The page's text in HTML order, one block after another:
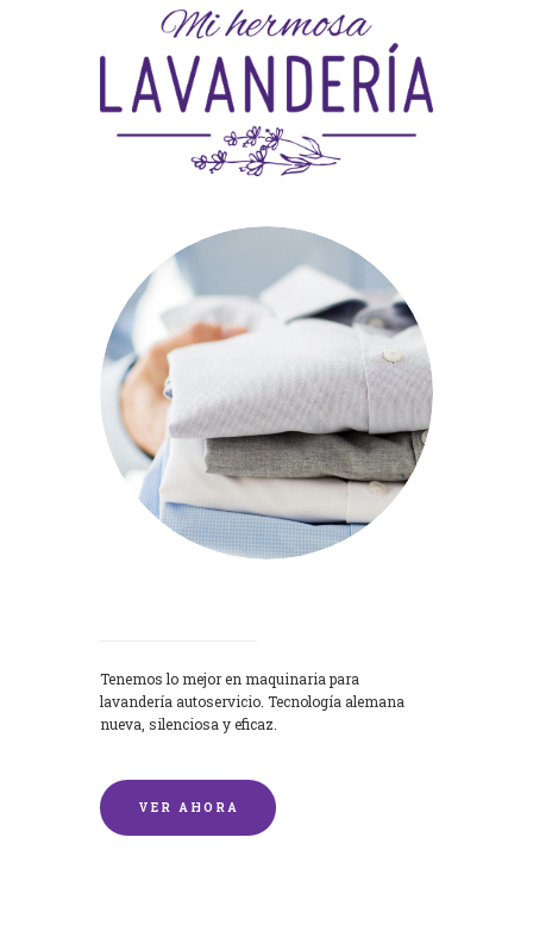
Tenemos lo mejor en maquinaria para
lavandería autoservicio. Tecnología alemana
nueva, silenciosa y eficaz.
VER AHORA